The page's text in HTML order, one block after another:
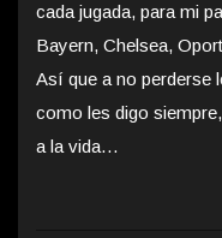
cada jugada, para mi
Bayern, Chelsea,
Así que a no perderse
como les digo
a la vida…